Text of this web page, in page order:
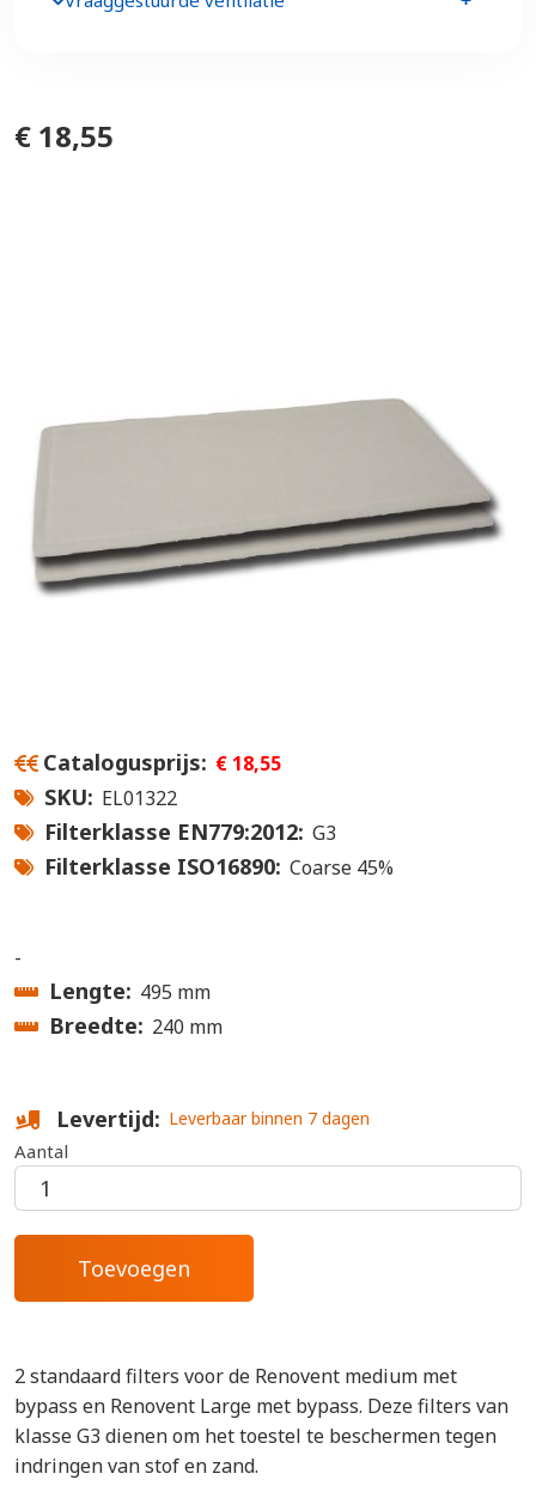
€ 18,55
Catalogusprijs € 18,55
SKU EL01322
Filterklasse EN779:2012 G3
Filterklasse ISO16890 Coarse 45%
-
Lengte 495 mm
Breedte 240 mm
Levertijd Leverbaar binnen 7 dagen
Aantal
2 standaard filters voor de Renovent medium met
bypass en Renovent Large met bypass. Deze filters van
klasse G3 dienen om het toestel te beschermen tegen
indringen van stof en zand.